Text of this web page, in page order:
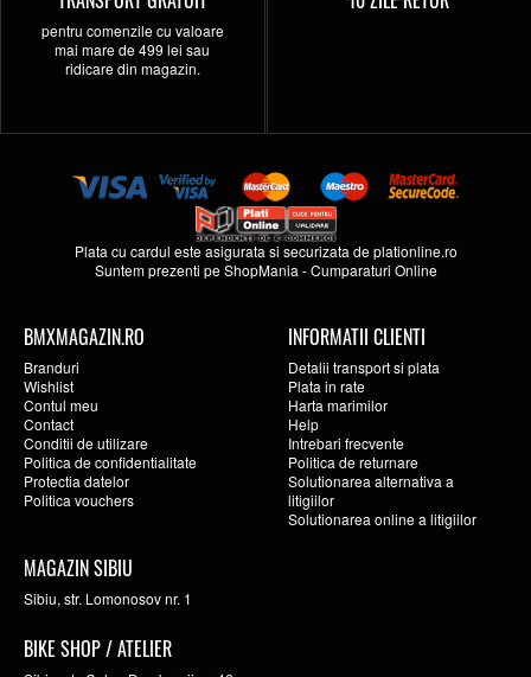
pentru comenzile cu valoare
mai mare de 499 lei sau
ridicare din magazin.
Plata cu cardul este asigurata si securizata deplationline.ro
Suntem prezenti peShopMania -Cumparaturi Online
BMXMAGAZIN.RO
Branduri
Wishlist
Contul meu
Contact
Conditii de utilizare
Politica de confidentialitate
Protectia datelor
Politica vouchers
INFORMATII CLIENTI
Detalii transport si plata
Plata in rate
Harta marimilor
Help
Intrebari frecvente
Politica de returnare
Solutionarea alternativa a
litigiilor
Solutionarea online a litigiilor
MAGAZIN SIBIU
Sibiu, str. Lomonosov nr. 1
BIKE SHOP / ATELIER